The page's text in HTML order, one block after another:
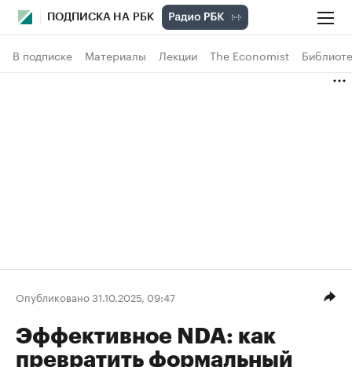
ПОДПИСКА НА РБК
В подписке Материалы Лекции The Economist
Опубликовано 31.10.2025, 09:47
Эффективное NDA: как
превратить формальный